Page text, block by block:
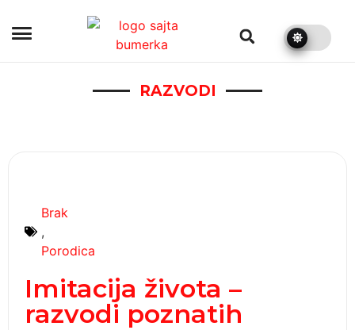
RAZVODI
Brak
,
Porodica
Imitacija života –
razvodi poznatih